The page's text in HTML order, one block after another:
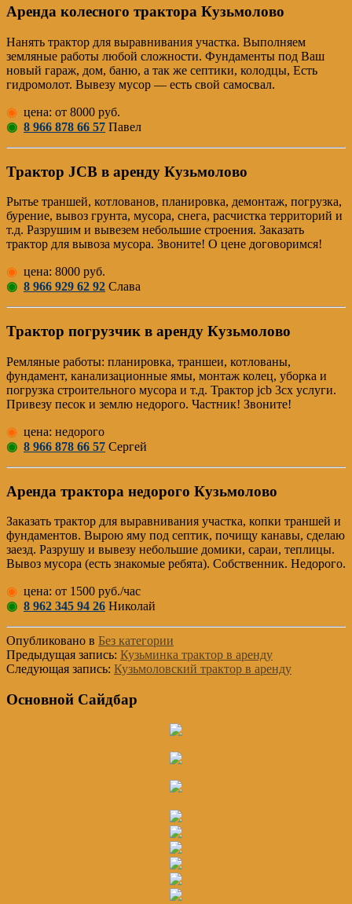
Аренда колесного трактора Кузьмолово
Нанять трактор для выравнивания участка. Выполняем
земляные работы любой сложности. Фундаменты под Ваш
новый гараж, дом, баню, а так же септики, колодцы, Есть
гидромолот. Вывезу мусор — есть свой самосвал.
◉ цена: от 8000 руб.
◉ 8 966 878 66 57 Павел
Трактор JCB в аренду Кузьмолово
Рытье траншей, котлованов, планировка, демонтаж, погрузка,
бурение, вывоз грунта, мусора, снега, расчистка территорий и
т.д. Разрушим и вывезем небольшие строения. Заказать
трактор для вывоза мусора. Звоните! О цене договоримся!
◉ цена: 8000 руб.
◉ 8 966 929 62 92 Слава
Трактор погрузчик в аренду Кузьмолово
Pемляные работы: планировка, траншеи, котлованы,
фундамент, канализационные ямы, монтаж колец, уборка и
погрузка строительного мусора и т.д. Трактор jcb 3cx услуги.
Привезу песок и землю недорого. Частник! Звоните!
◉ цена: недорого
◉ 8 966 878 66 57 Сергей
Аренда трактора недорого Кузьмолово
Заказать трактор для выравнивания участка, копки траншей и
фундаментов. Вырою яму под септик, почищу канавы, сделаю
заезд. Разрушу и вывезу небольшие домики, сараи, теплицы.
Вывоз мусора (есть знакомые ребята). Собственник. Недорого.
◉ цена: от 1500 руб./час
◉ 8 962 345 94 26 Николай
Опубликовано в Без категории
Предыдущая запись: Кузьминка трактор в аренду
Следующая запись: Кузьмоловский трактор в аренду
Основной Сайдбар